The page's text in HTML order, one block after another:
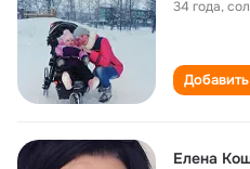
34 года,
Елена